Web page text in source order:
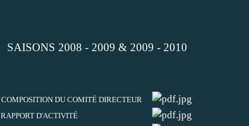
SAISONS 2008 - 2009 & 2009 - 2010
COMPOSITION DU COMITÉ DIRECTEUR
RAPPORT D'ACTIVITÉ